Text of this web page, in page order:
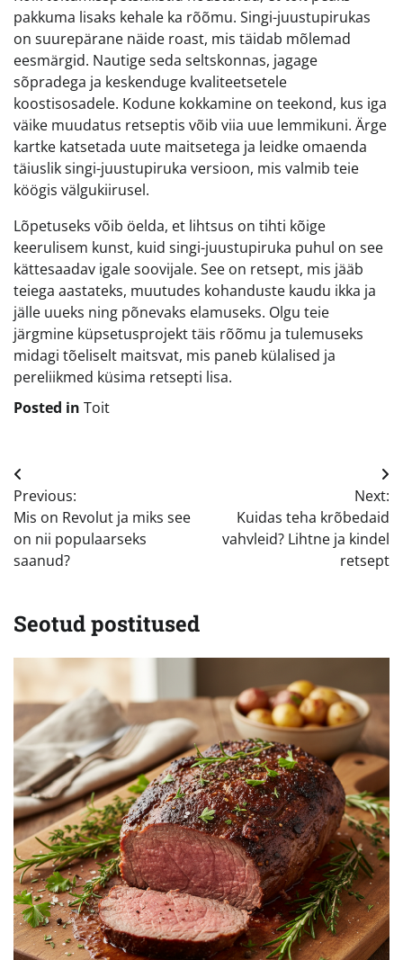
pakkuma lisaks kehale ka rõõmu. Singi-juustupirukas
on suurepärane näide roast, mis täidab mõlemad
eesmärgid. Nautige seda seltskonnas, jagage
sõpradega ja keskenduge kvaliteetsetele
koostisosadele. Kodune kokkamine on teekond, kus iga
väike muudatus retseptis võib viia uue lemmikuni. Ärge
kartke katsetada uute maitsetega ja leidke omaenda
täiuslik singi-juustupiruka versioon, mis valmib teie
köögis välgukiirusel.
Lõpetuseks võib öelda, et lihtsus on tihti kõige
keerulisem kunst, kuid singi-juustupiruka puhul on see
kättesaadav igale soovijale. See on retsept, mis jääb
teiega aastateks, muutudes kohanduste kaudu ikka ja
jälle uueks ning põnevaks elamuseks. Olgu teie
järgmine küpsetusprojekt täis rõõmu ja tulemuseks
midagi tõeliselt maitsvat, mis paneb külalised ja
pereliikmed küsima retsepti lisa.
Posted in Toit
Navigeerimine
Previous:
Mis on Revolut ja miks see
on nii populaarseks
saanud?
Next:
Kuidas teha krõbedaid
vahvleid? Lihtne ja kindel
retsept
Seotud postitused